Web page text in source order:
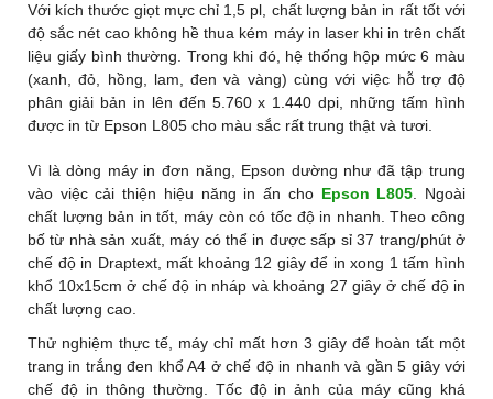
Với kích thước giọt mực chỉ 1,5 pl, chất lượng bản in rất tốt với
độ sắc nét cao không hề thua kém máy in laser khi in trên chất
liệu giấy bình thường. Trong khi đó, hệ thống hộp mức 6 màu
(xanh, đỏ, hồng, lam, đen và vàng) cùng với việc hỗ trợ độ
phân giải bản in lên đến 5.760 x 1.440 dpi, những tấm hình
được in từ Epson L805 cho màu sắc rất trung thật và tươi.
Vì là dòng máy in đơn năng, Epson dường như đã tập trung
vào việc cải thiện hiệu năng in ấn cho Epson L805 . Ngoài
chất lượng bản in tốt, máy còn có tốc độ in nhanh. Theo công
bố từ nhà sản xuất, máy có thể in được sấp sỉ 37 trang/phút ở
chế độ in Draptext, mất khoảng 12 giây để in xong 1 tấm hình
khổ 10x15cm ở chế độ in nháp và khoảng 27 giây ở chế độ in
chất lượng cao.
Thử nghiệm thực tế, máy chỉ mất hơn 3 giây để hoàn tất một
trang in trắng đen khổ A4 ở chế độ in nhanh và gần 5 giây với
chế độ in thông thường. Tốc độ in ảnh của máy cũng khá